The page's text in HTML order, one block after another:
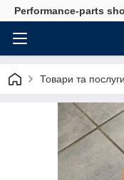
Performance-parts
Товари та послуги